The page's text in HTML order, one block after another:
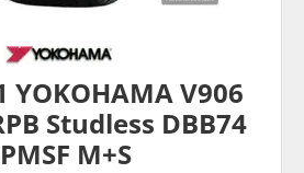
YOKOHAMA V906
Studless DBB74
M+S